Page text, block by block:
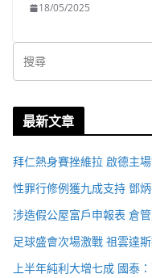
18/05/2025
最新文章
拜仁熱身賽挫維拉 啟德主
性罪行修例獲九成支持 鄧
涉造假公屋富戶申報表 倉
足球盛會次場激戰 祖雲達
上半年純利大增七成 國泰